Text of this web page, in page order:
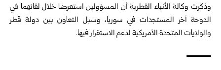
وذكرت وكالة الأنباء القطرية أن المسؤولين استعرضا خلال لقائهما في
الدوحة آخر المستجدات في سوريا، وسبل التعاون بين دولة قطر
والولايات المتحدة الأمريكية لدعم الاستقرار فيها.